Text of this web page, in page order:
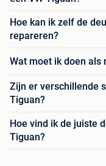
Hoe kan ik zelf de
repareren?
Wat moet ik doen als
Zijn er verschillende
Tiguan?
Hoe vind ik de juiste
Tiguan?